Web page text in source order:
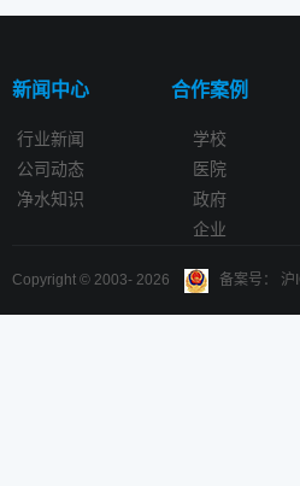
新闻中心
行业新闻
公司动态
净水知识
合作案例
学校
医院
政府
企业
Copyright © 2003- 2026 备案号：